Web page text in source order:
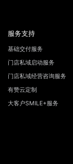
服务支持
基础交付服务
门店私域启动服务
门店私域经营咨询服务
有赞云定制
大客户SMILE+服务